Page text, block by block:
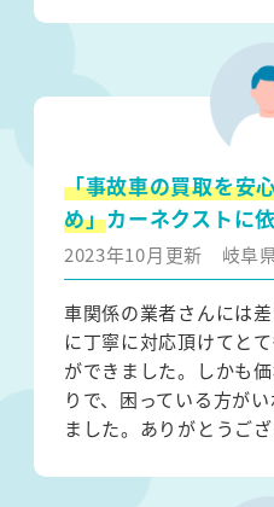
「事故車の買取を安
め」カーネクストに
2023年10月更新 岐阜
車関係の業者さんには
に丁寧に対応頂けてと
ができました。しかも
りで、困っている方が
ました。ありがとうござ